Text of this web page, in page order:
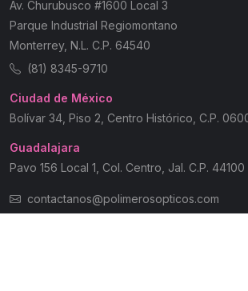
Av. Churubusco #1600 Local 3
Parque Industrial Regiomontano
Monterrey, N.L. C.P. 64540
(81) 8345-9710
Ciudad de México
Bolívar 34, Piso 2, Centro Histórico, C.P.
Guadalajara
Pavo 156 Local 1, Col. Centro, Jal. C.P. 44100
contactanos@polimerosopticos.com